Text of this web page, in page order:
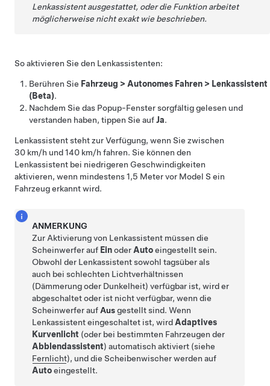
Lenkassistentausgestattet, oder die Funktion arbeitet
möglicherweise nicht exakt wie beschrieben.
So aktivieren Sie den Lenkassistenten:
Berühren Sie Fahrzeug > Autonomes Fahren > Lenkassistent
(Beta).
Nachdem Sie das Popup-Fenster sorgfältig gelesen und
verstanden haben, tippen Sie aufJa.
Lenkassistentsteht zur Verfügung, wenn Sie zwischen
30 km/h und140 km/h fahren. Sie können den
Lenkassistent bei niedrigeren Geschwindigkeiten
aktivieren, wenn mindestens1,5 Metervor Model S ein
Fahrzeug erkannt wird.
ANMERKUNG
Zur Aktivierung von Lenkassistent müssen die
Scheinwerfer auf Einoder Autoeingestellt sein.
Obwohl der Lenkassistentsowohl tagsüber als
auch bei schlechten Lichtverhältnissen
(Dämmerung oder Dunkelheit) verfügbar ist, wird er
abgeschaltet oder ist nicht verfügbar, wenn die
Scheinwerfer auf Ausgestellt sind.Wenn
Lenkassistenteingeschaltet ist, wird Adaptives
Kurvenlicht (oder bei bestimmten Fahrzeugen der
Abblendassistent) automatisch aktiviert (siehe
Fernlicht), unddie Scheibenwischer werden auf
Autoeingestellt.